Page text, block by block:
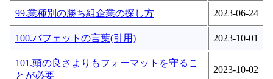
99.業種別の勝ち組企業の探し方 2023-06-24
100.バフェットの言葉(引用) 2023-10-01
101.頭の良さよりもフォーマットを守るこ
とが必要
2023-10-02